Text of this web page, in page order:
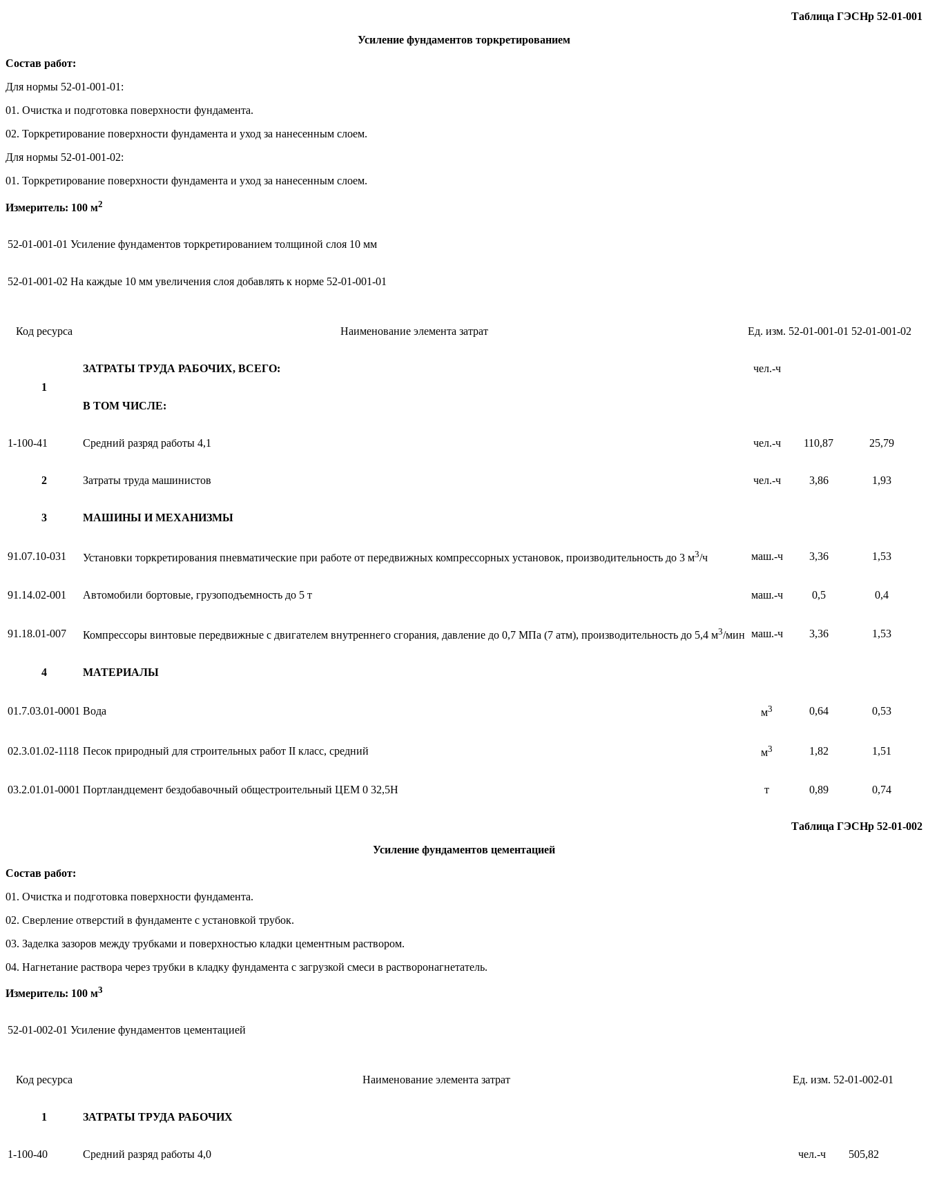
Таблица ГЭСНр 52-01-001
Усиление фундаментов торкретированием
Состав работ:
Для нормы 52-01-001-01:
01. Очистка и подготовка поверхности фундамента.
02. Торкретирование поверхности фундамента и уход за нанесенным слоем.
Для нормы 52-01-001-02:
01. Торкретирование поверхности фундамента и уход за нанесенным слоем.
Измеритель: 100 м2
52-01-001-01 Усиление фундаментов торкретированием толщиной слоя 10 мм
52-01-001-02 На каждые 10 мм увеличения слоя добавлять к норме 52-01-001-01
Код ресурса Наименование элемента затрат Ед. изм. 52-01-001-01 52-01-001-02
1
ЗАТРАТЫ ТРУДА РАБОЧИХ, ВСЕГО: чел.-ч
В ТОМ ЧИСЛЕ:
1-100-41 Средний разряд работы 4,1 чел.-ч 110,87 25,79
2 Затраты труда машинистов чел.-ч 3,86 1,93
3 МАШИНЫ И МЕХАНИЗМЫ
91.07.10-031 Установки торкретирования пневматические при работе от передвижных компрессорных установок, производительность до 3 м3/ч маш.-ч 3,36 1,53
91.14.02-001 Автомобили бортовые, грузоподъемность до 5 т маш.-ч 0,5 0,4
91.18.01-007 Компрессоры винтовые передвижные с двигателем внутреннего сгорания, давление до 0,7 МПа (7 атм), производительность до 5,4 м3/мин маш.-ч 3,36 1,53
4 МАТЕРИАЛЫ
01.7.03.01-0001 Вода м3 0,64 0,53
02.3.01.02-1118 Песок природный для строительных работ II класс, средний м3 1,82 1,51
03.2.01.01-0001 Портландцемент бездобавочный общестроительный ЦЕМ 0 32,5Н т 0,89 0,74
Таблица ГЭСНр 52-01-002
Усиление фундаментов цементацией
Состав работ:
01. Очистка и подготовка поверхности фундамента.
02. Сверление отверстий в фундаменте с установкой трубок.
03. Заделка зазоров между трубками и поверхностью кладки цементным раствором.
04. Нагнетание раствора через трубки в кладку фундамента с загрузкой смеси в растворонагнетатель.
Измеритель: 100 м3
52-01-002-01 Усиление фундаментов цементацией
Код ресурса Наименование элемента затрат Ед. изм. 52-01-002-01
1 ЗАТРАТЫ ТРУДА РАБОЧИХ
1-100-40 Средний разряд работы 4,0 чел.-ч 505,82